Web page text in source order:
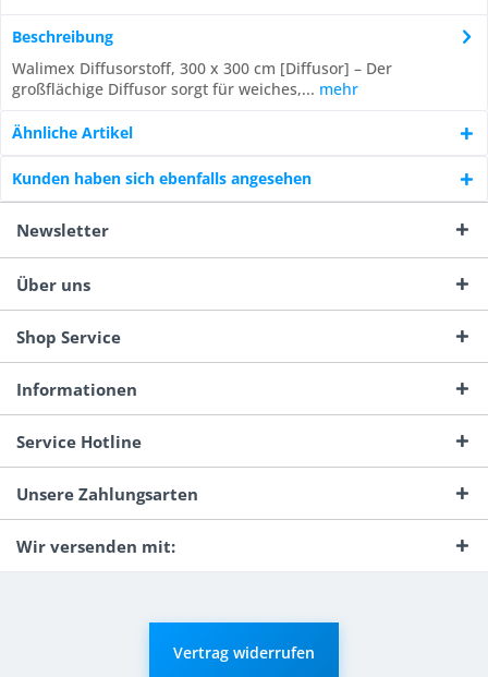
Beschreibung
Walimex Diffusorstoff, 300 x 300 cm [Diffusor] – Der
großflächige Diffusor sorgt für weiches,... mehr
Ähnliche Artikel
Kunden haben sich ebenfalls angesehen
Newsletter
Über uns
Shop Service
Informationen
Service Hotline
Unsere Zahlungsarten
Wir versenden mit:
Vertrag widerrufen